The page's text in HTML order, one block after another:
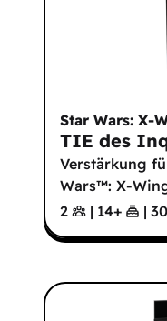
Star Wars: X-
TIE des
Verstärkung
Wars™: X-
2
| 14+ | 30